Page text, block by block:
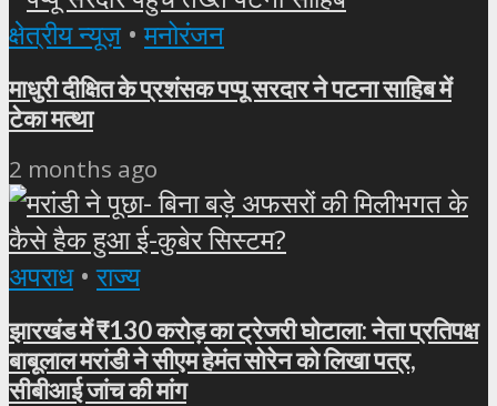
क्षेत्रीय न्यूज़ • मनोरंजन
माधुरी दीक्षित के प्रशंसक पप्पू सरदार ने पटना साहिब में
टेका मत्था
2 months ago
अपराध • राज्य
झारखंड में ₹130 करोड़ का ट्रेजरी घोटाला: नेता प्रतिपक्ष
बाबूलाल मरांडी ने सीएम हेमंत सोरेन को लिखा पत्र,
सीबीआई जांच की मांग